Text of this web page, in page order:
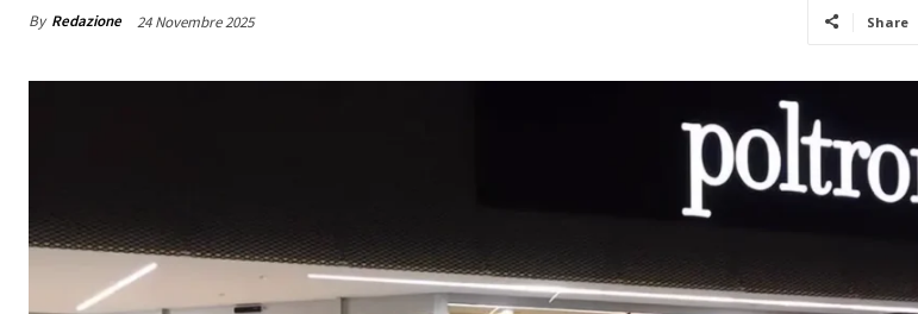
By Redazione 24 Novembre 2025 Share